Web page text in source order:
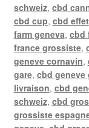
schweiz, cbd
cbd cup, cbd effet
farm geneva, cbd
france grossiste,
geneve cornavin,
gare, cbd geneve
livraison, cbd
schweiz, cbd
grossiste